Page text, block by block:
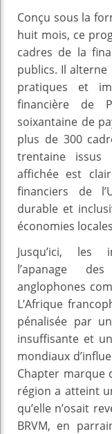
Conçu sous la
huit mois, ce
cadres de la
publics. Il alterne
pratiques et
financière de
soixantaine de
plus de 300
trentaine issus
affichée est
financiers de
durable et
économies
Jusqu’ici, les
l’apanage
anglophones
L’Afrique
pénalisée par
insuffisante et
mondiaux
Chapter marque
région a atteint
qu’elle n’osait
BRVM, en